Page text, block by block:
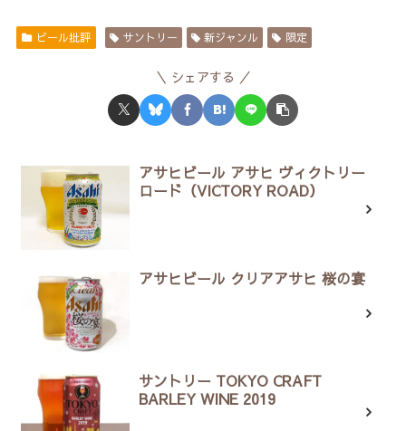
ビール批評 サントリー 新ジャンル 限定
シェアする
アサヒビール アサヒ ヴィクトリー
ロード（VICTORY ROAD）
アサヒビール クリアアサヒ 桜の宴
サントリー TOKYO CRAFT
BARLEY WINE 2019